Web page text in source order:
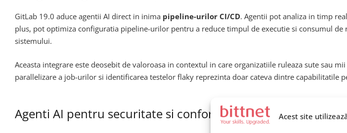
Acest site
GitLab 19.0 aduce agentii AI direct in inima pipeline-urilor CI/CD. Agentii pot analiza in timp
plus, pot optimiza configuratia pipeline-urilor pentru a reduce timpul de executie si consumul
sistemului.
Aceasta integrare este deosebit de valoroasa in contextul in care organizatiile ruleaza sute sau
parallelizare a job-urilor si identificarea testelor flaky reprezinta doar cateva dintre capabilitatile
Agenti AI pentru securitate si conformitate